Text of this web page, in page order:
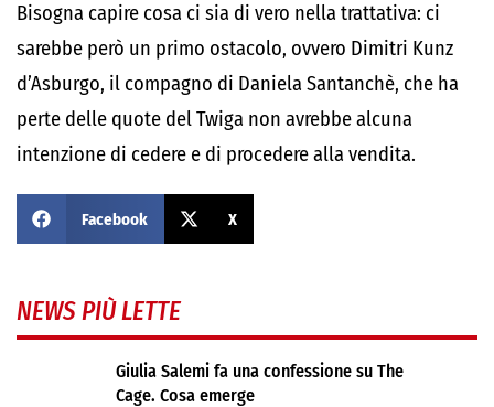
Bisogna capire cosa ci sia di vero nella trattativa: ci
sarebbe però un primo ostacolo, ovvero Dimitri Kunz
d’Asburgo, il compagno di Daniela Santanchè, che ha
perte delle quote del Twiga non avrebbe alcuna
intenzione di cedere e di procedere alla vendita.
Facebook X
NEWS PIÙ LETTE
Giulia Salemi fa una confessione su The
Cage. Cosa emerge